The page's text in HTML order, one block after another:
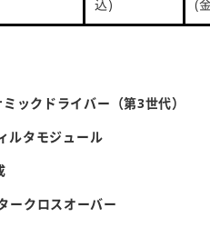
込)
(
ックドライバー（第3世代）
ルタモジュール
ークロスオーバー